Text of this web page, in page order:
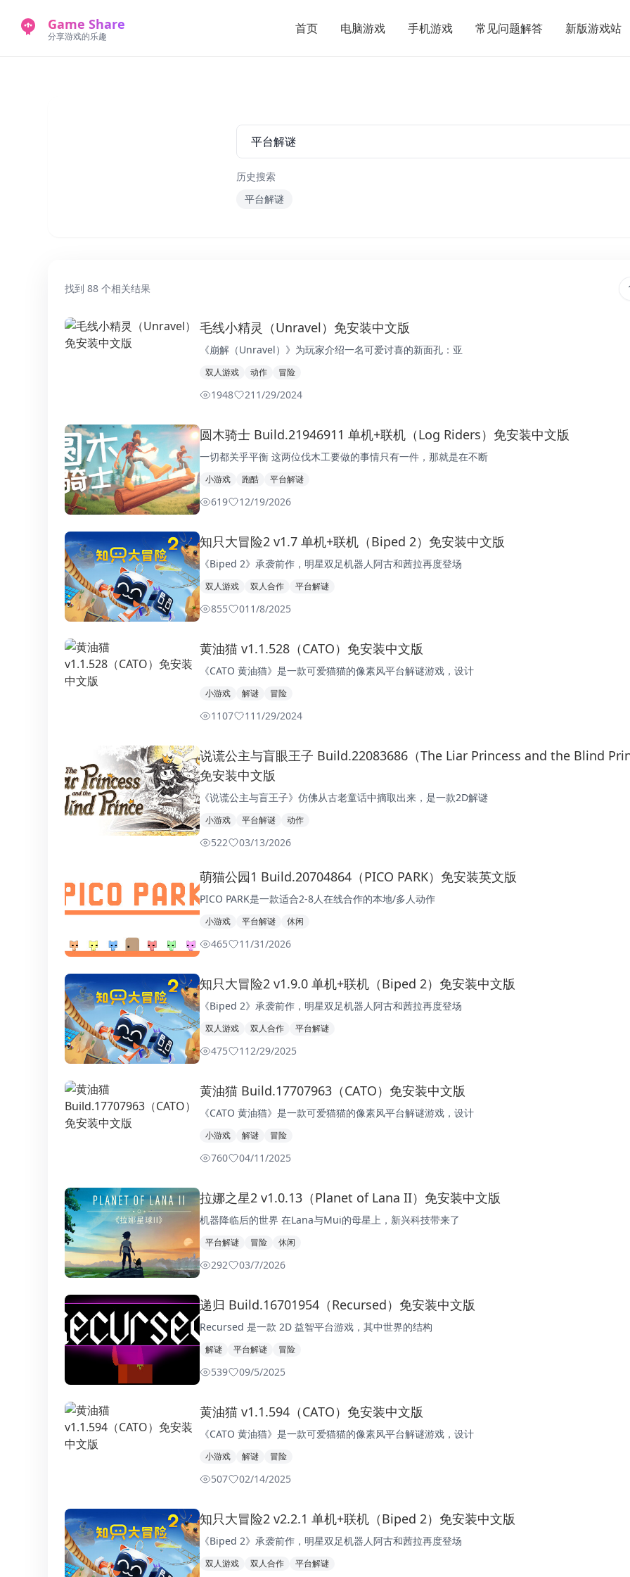
Game Share
分享游戏的乐趣
首页 电脑游戏 手机游戏 常见问题解答 新版游戏站
历史搜索
平台解谜
找到 88 个相关结果
毛线小精灵（Unravel）免安装中文版
《崩解（Unravel）》为玩家介绍一名可爱讨喜的新面孔：亚
双人游戏 动作 冒险
1948 211/29/2024
圆木骑士 Build.21946911 单机+联机（Log Riders）免安装中文版
一切都关乎平衡 这两位伐木工要做的事情只有一件，那就是在不断
小游戏 跑酷 平台解谜
619 12/19/2026
知只大冒险2 v1.7 单机+联机（Biped 2）免安装中文版
《Biped 2》承袭前作，明星双足机器人阿古和茜拉再度登场
双人游戏 双人合作 平台解谜
855 011/8/2025
黄油猫 v1.1.528（CATO）免安装中文版
《CATO 黄油猫》是一款可爱猫猫的像素风平台解谜游戏，设计
小游戏 解谜 冒险
1107 1 11/29/2024
说谎公主与盲眼王子 Build.22083686（The Liar Princess and the Blind
免安装中文版
《说谎公主与盲王子》仿佛从古老童话中摘取出来，是一款2D解谜
小游戏 平台解谜 动作
522 03/13/2026
萌猫公园1 Build.20704864（PICO PARK）免安装英文版
PICO PARK是一款适合2-8人在线合作的本地/多人动作
小游戏 平台解谜 休闲
465 1 1/31/2026
知只大冒险2 v1.9.0 单机+联机（Biped 2）免安装中文版
《Biped 2》承袭前作，明星双足机器人阿古和茜拉再度登场
双人游戏 双人合作 平台解谜
475 1 12/29/2025
黄油猫 Build.17707963（CATO）免安装中文版
《CATO 黄油猫》是一款可爱猫猫的像素风平台解谜游戏，设计
小游戏 解谜 冒险
760 04/11/2025
拉娜之星2 v1.0.13（Planet of Lana II）免安装中文版
机器降临后的世界 在Lana与Mui的母星上，新兴科技带来了
平台解谜 冒险 休闲
292 03/7/2026
递归 Build.16701954（Recursed）免安装中文版
Recursed 是一款 2D 益智平台游戏，其中世界的结构
解谜 平台解谜 冒险
539 09/5/2025
黄油猫 v1.1.594（CATO）免安装中文版
《CATO 黄油猫》是一款可爱猫猫的像素风平台解谜游戏，设计
小游戏 解谜 冒险
507 02/14/2025
知只大冒险2 v2.2.1 单机+联机（Biped 2）免安装中文版
《Biped 2》承袭前作，明星双足机器人阿古和茜拉再度登场
双人游戏 双人合作 平台解谜